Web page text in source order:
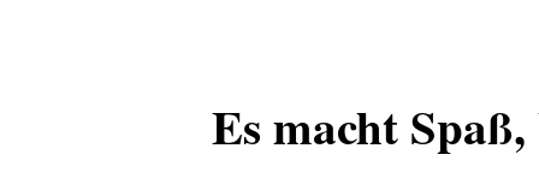
Es macht